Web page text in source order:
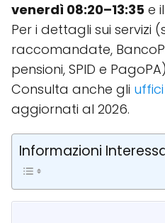
venerdì 08:20–13:35 e il
Per i dettagli sui servizi
raccomandate,
pensioni, SPID e
Consulta anche gli
aggiornati al 2026.
Informazioni